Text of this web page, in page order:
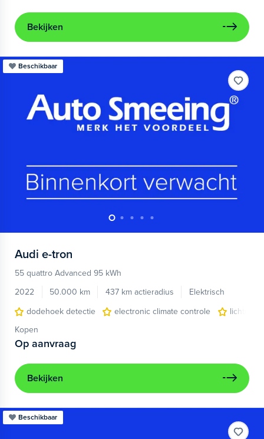
Bekijken
Beschikbaar
Audi e-tron
55 quattro Advanced 95 kWh
2022
50.000 km 437 km actieradius
Elektrisch
dodehoek detectie
electronic climate controle
Kopen
Op aanvraag
Bekijken
Beschikbaar